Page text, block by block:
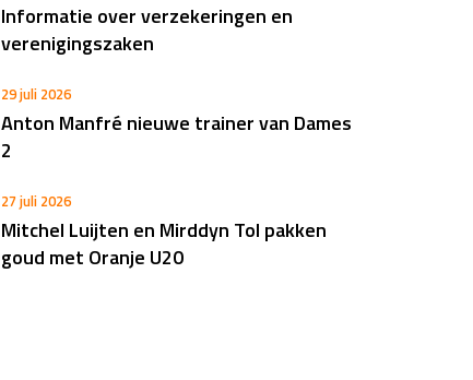
Informatie over verzekeringen en
verenigingszaken
29 juli 2026
Anton Manfré nieuwe trainer van Dames
2
27 juli 2026
Mitchel Luijten en Mirddyn Tol pakken
goud met Oranje U20